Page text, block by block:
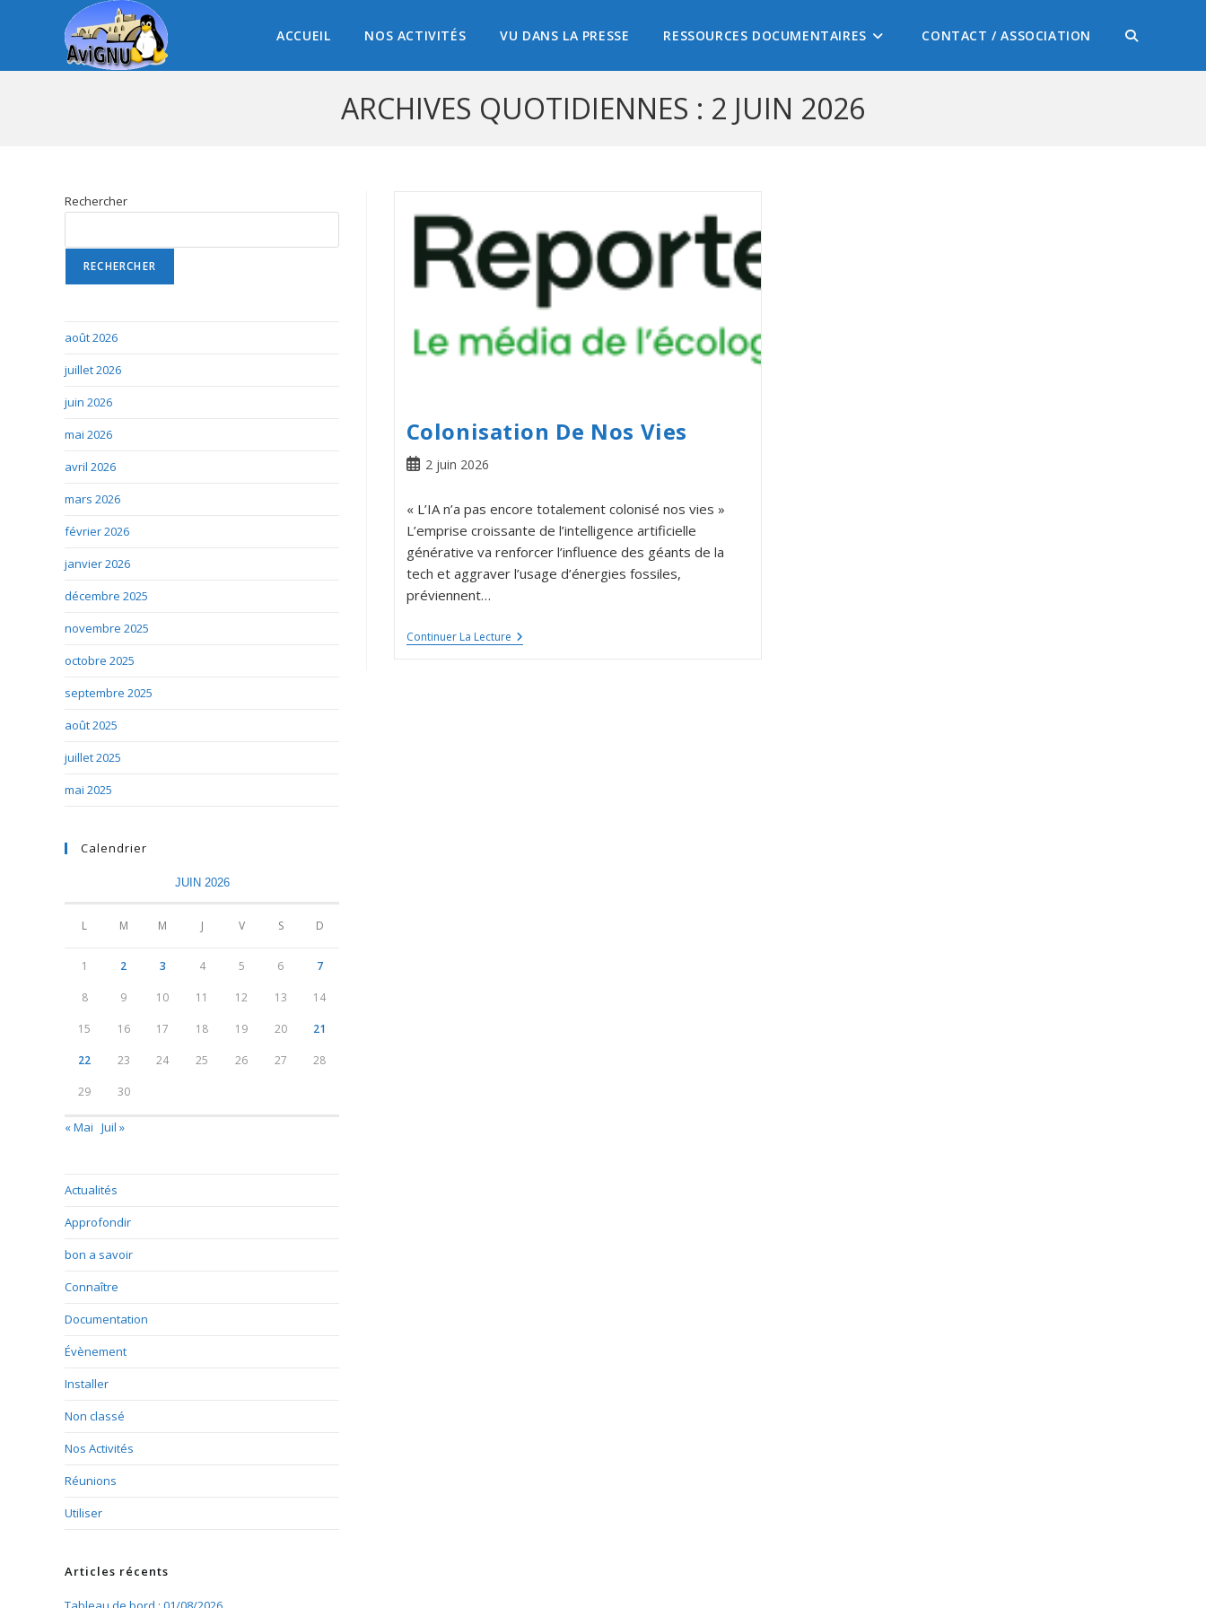
ACCUEIL NOS ACTIVITÉS VU DANS LA PRESSE RESSOURCES DOCUMENTAIRES CONTACT / ASSOCIATION
ARCHIVES QUOTIDIENNES : 2 JUIN 2026
Colonisation De Nos Vies
2 juin 2026
« L’IA n’a pas encore totalement colonisé nos vies »
L’emprise croissante de l’intelligence artificielle
générative va renforcer l’influence des géants de la
tech et aggraver l’usage d’énergies fossiles,
préviennent…
Continuer La Lecture
Rechercher
RECHERCHER
août 2026
juillet 2026
juin 2026
mai 2026
avril 2026
mars 2026
février 2026
janvier 2026
décembre 2025
novembre 2025
octobre 2025
septembre 2025
août 2025
juillet 2025
mai 2025
Calendrier
JUIN 2026
L M M J V S D
1 2 3 4 5 6 7
8 9 10 11 12 13 14
15 16 17 18 19 20 21
22 23 24 25 26 27 28
29 30
« Mai Juil »
Actualités
Approfondir
bon a savoir
Connaître
Documentation
Évènement
Installer
Non classé
Nos Activités
Réunions
Utiliser
Articles récents